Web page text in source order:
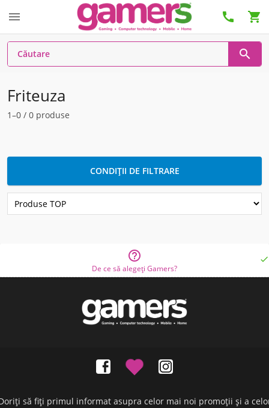
  

Friteuza
1–0 / 0 produse
CONDIȚII DE FILTRARE

De ce să alegeți Gamers?

să fiți primul informat asupra celor mai noi promoții și a